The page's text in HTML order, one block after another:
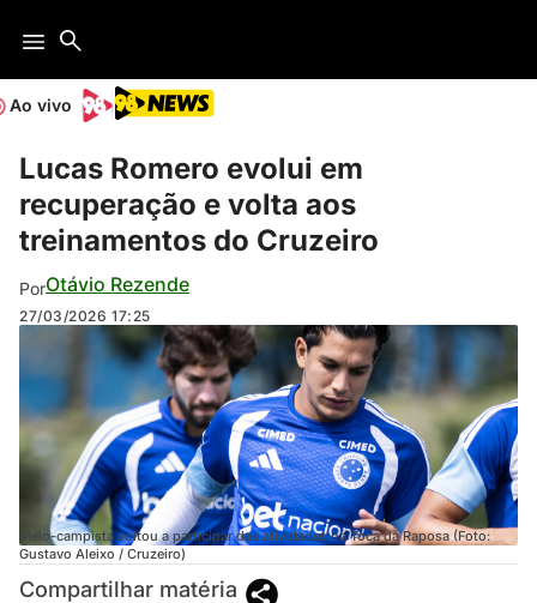
Ao vivo
Lucas Romero evolui em
recuperação e volta aos
treinamentos do Cruzeiro
PorOtávio Rezende
27/03/2026 17:25
Meio-campista voltou a participar das atividades na Toca da Raposa (Foto:
Gustavo Aleixo / Cruzeiro)
Compartilhar matéria